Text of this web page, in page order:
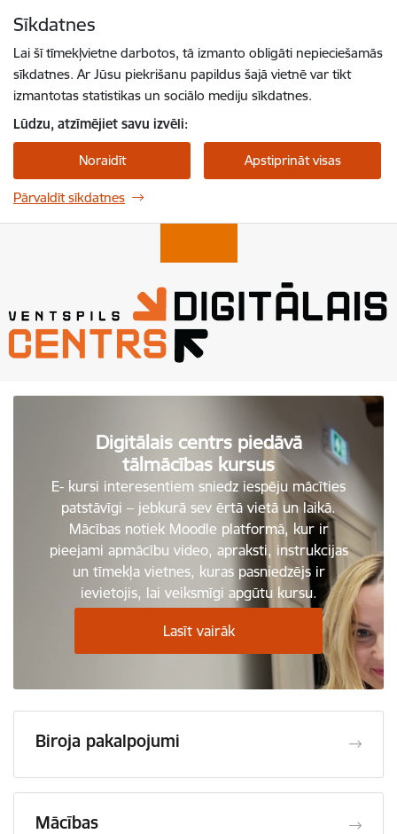
Sīkdatnes
Lai šī tīmekļvietne darbotos, tā izmanto obligāti nepieciešamās
sīkdatnes. Ar Jūsu piekrišanu papildus šajā vietnē var tikt
izmantotas statistikas un sociālo mediju sīkdatnes.
Lūdzu, atzīmējiet savu izvēli:
Noraidīt Apstiprināt visas
Pārvaldīt sīkdatnes
Digitālais centrs piedāvā
tālmācības kursus
E- kursi interesentiem sniedz iespēju mācīties
patstāvīgi – jebkurā sev ērtā vietā un laikā.
Mācības notiek Moodle platformā, kur ir
pieejami apmācību video, apraksti, instrukcijas
un tīmekļa vietnes, kuras pasniedzējs ir
ievietojis, lai veiksmīgi apgūtu kursu.
Lasīt vairāk
Biroja pakalpojumi
Mācības